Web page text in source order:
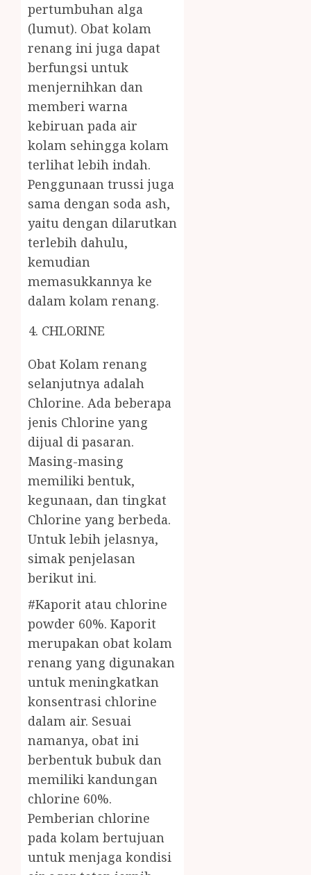
pertumbuhan alga
(lumut). Obat kolam
renang ini juga dapat
berfungsi untuk
menjernihkan dan
memberi warna
kebiruan pada air
kolam sehingga kolam
terlihat lebih indah.
Penggunaan trussi juga
sama dengan soda ash,
yaitu dengan dilarutkan
terlebih dahulu,
kemudian
memasukkannya ke
dalam kolam renang.
CHLORINE
Obat Kolam renang
selanjutnya adalah
Chlorine. Ada beberapa
jenis Chlorine yang
dijual di pasaran.
Masing-masing
memiliki bentuk,
kegunaan, dan tingkat
Chlorine yang berbeda.
Untuk lebih jelasnya,
simak penjelasan
berikut ini.
#Kaporit atau chlorine
powder 60%. Kaporit
merupakan obat kolam
renang yang digunakan
untuk meningkatkan
konsentrasi chlorine
dalam air. Sesuai
namanya, obat ini
berbentuk bubuk dan
memiliki kandungan
chlorine 60%.
Pemberian chlorine
pada kolam bertujuan
untuk menjaga kondisi